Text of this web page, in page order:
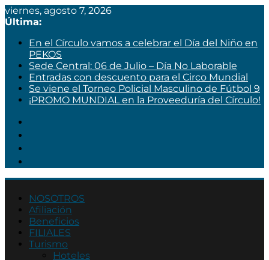
viernes, agosto 7, 2026
Última:
En el Círculo vamos a celebrar el Día del Niño en
PEKOS
Sede Central: 06 de Julio – Día No Laborable
Entradas con descuento para el Circo Mundial
Se viene el Torneo Policial Masculino de Fútbol 9
¡PROMO MUNDIAL en la Proveeduría del Círculo!
Círculo
de
Suboficiales
Agentes
NOSOTROS
Afiliación
Beneficios
FILIALES
Turismo
Hoteles